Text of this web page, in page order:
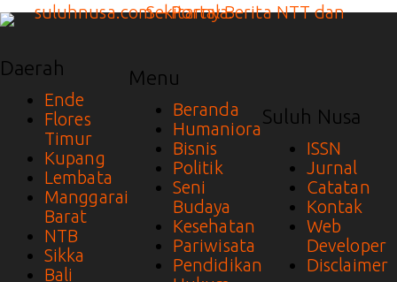
Daerah
Ende
Flores
Timur
Kupang
Lembata
Manggarai
Barat
NTB
Sikka
Bali
Menu
Beranda
Humaniora
Bisnis
Politik
Seni
Budaya
Kesehatan
Pariwisata
Pendidikan
Suluh Nusa
ISSN
Jurnal
Catatan
Kontak
Web
Developer
Disclaimer